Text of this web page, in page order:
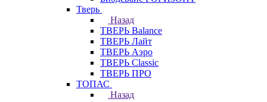
Тверь
Назад
ТВЕРЬ Balance
ТВЕРЬ Лайт
ТВЕРЬ Аэро
ТВЕРЬ Classic
ТВЕРЬ ПРО
ТОПАС
Назад